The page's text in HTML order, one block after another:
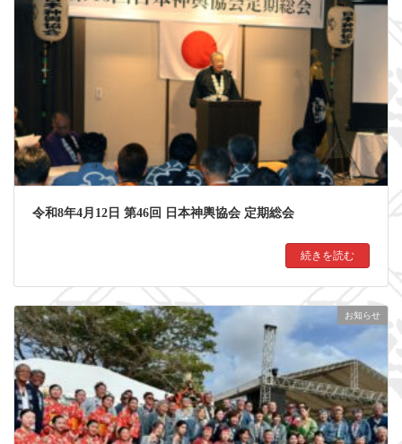
令和8年4月12日 第46回 日本神輿協会 定期総会
続きを読む
お知らせ